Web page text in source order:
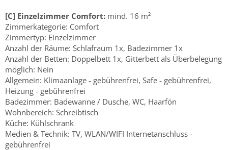
[C] Einzelzimmer Comfort: mind. 16 m²
Zimmerkategorie: Comfort
Zimmertyp: Einzelzimmer
Anzahl der Räume: Schlafraum 1x, Badezimmer 1x
Anzahl der Betten: Doppelbett 1x, Gitterbett als Überbelegung
möglich: Nein
Allgemein: Klimaanlage - gebührenfrei, Safe - gebührenfrei,
Heizung - gebührenfrei
Badezimmer: Badewanne / Dusche, WC, Haarfön
Wohnbereich: Schreibtisch
Küche: Kühlschrank
Medien & Technik: TV, WLAN/WIFI Internetanschluss -
gebührenfrei